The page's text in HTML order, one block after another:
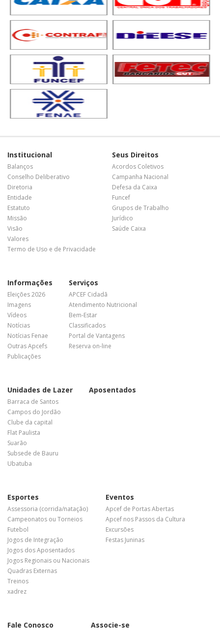
Institucional
Balanços
Conselho Deliberativo
Diretoria
Entidade
Estatuto
Missão
Visão
Valores
Termo de Uso e de Privacidade
Seus Direitos
Acordos Coletivos
Campanha Nacional
Defesa da Caixa
Funcef
Grupos de Trabalho
Jurídico
Saúde Caixa
Informações
Eleições 2026
Imagens
Vídeos
Notícias
Notícias Fenae
Outras Apcefs
Publicações
Serviços
APCEF Cidadã
Atendimento Nutricional
Bem-Estar
Classificados
Portal de Vantagens
Reserva on-line
Unidades de Lazer
Barraca de Santos
Campos do Jordão
Clube da capital
Flat Paulista
Suarão
Subsede de Bauru
Ubatuba
Aposentados
Esportes
Assessoria (corrida/natação)
Campeonatos ou Torneios
Futebol
Jogos de Integração
Jogos dos Aposentados
Jogos Regionais ou Nacionais
Quadras Externas
Treinos
xadrez
Eventos
Apcef de Portas Abertas
Apcef nos Passos da Cultura
Excursões
Festas Juninas
Fale Conosco Associe-se